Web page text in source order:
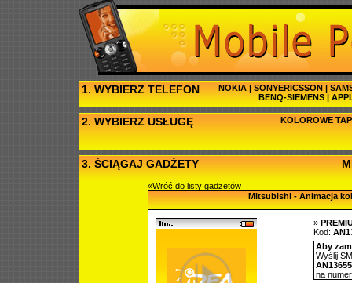
1. WYBIERZ TELEFON NOKIA | SONYERICSSON |
BENQ-SIEMENS |
2. WYBIERZ USŁUGĘ KOLOROWE
3. ŚCIĄGAJ GADŻETY
«Wróć do listy gadżetów
Mitsubishi - Animacja
»
Kod:
Aby
Wyślij
na